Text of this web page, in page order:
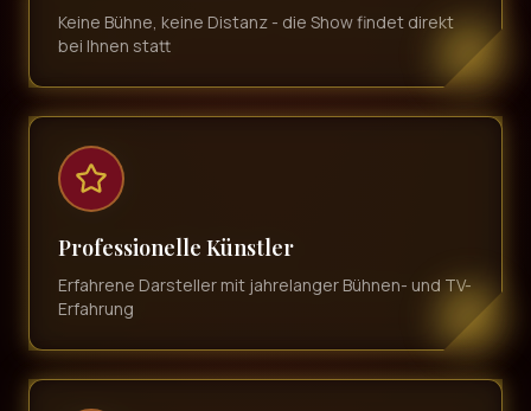
Keine Bühne, keine Distanz - die Show findet direkt
bei Ihnen statt
Professionelle Künstler
Erfahrene Darsteller mit jahrelanger Bühnen- und TV-
Erfahrung